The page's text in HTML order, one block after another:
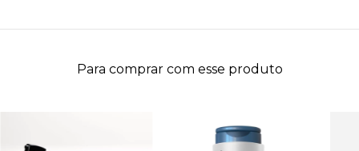
Para comprar com esse produto